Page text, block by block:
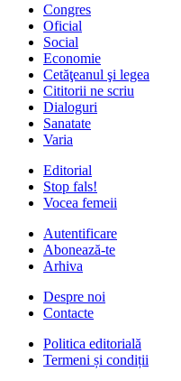
Congres
Oficial
Social
Economie
Cetăţeanul şi legea
Cititorii ne scriu
Dialoguri
Sanatate
Varia
Editorial
Stop fals!
Vocea femeii
Autentificare
Abonează-te
Arhiva
Despre noi
Contacte
Politica editorială
Termeni și condiții